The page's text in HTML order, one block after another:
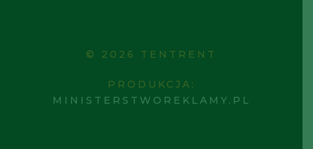
© 2026 TENTRENT
PRODUKCJA:
MINISTERSTWOREKLAMY.PL